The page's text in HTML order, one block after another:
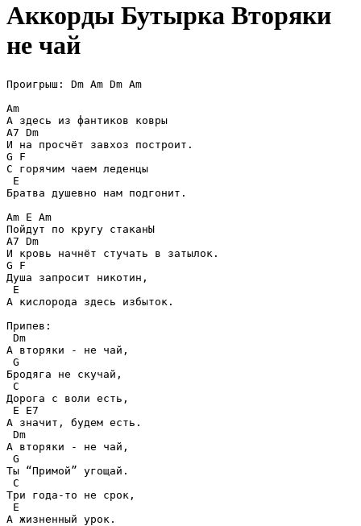
Аккорды Бутырка Вторяки
не чай
Проигрыш: Dm Am Dm Am
Am
А здесь из фантиков ковры
A7 Dm
И на просчёт завхоз построит.
G F
С горячим чаем леденцы
E
Братва душевно нам подгонит.
Am E Am
Пойдут по кругу стаканЫ
A7 Dm
И кровь начнёт стучать в затылок.
G F
Душа запросит никотин,
E
А кислорода здесь избыток.
Припев:
Dm
А вторяки - не чай,
G
Бродяга не скучай,
C
Дорога с воли есть,
E E7
А значит, будем есть.
Dm
А вторяки - не чай,
G
Ты “Примой” угощай.
C
Три года-то не срок,
E
А жизненный урок.